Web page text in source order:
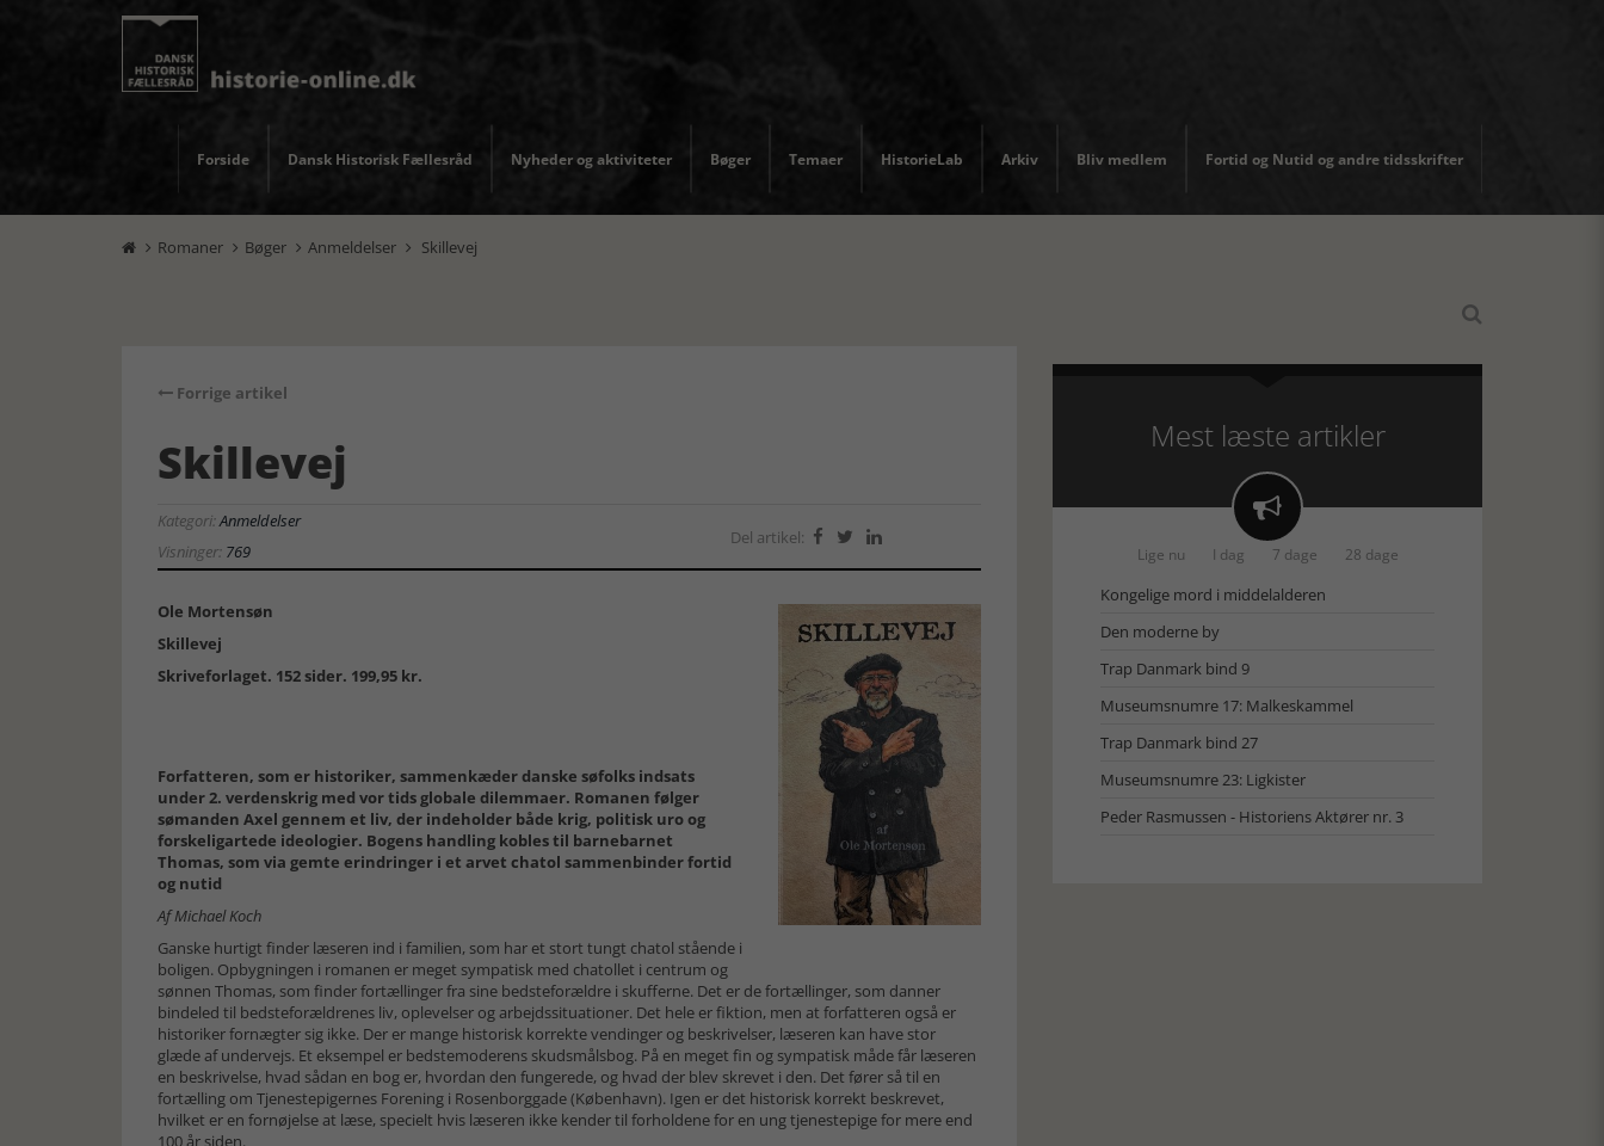
Forside Dansk Historisk Fællesråd Nyheder og aktiviteter Bøger Temaer HistorieLab Arkiv Bliv medlem Fortid og Nutid og andre tidsskrifter
 Romaner  Bøger  Anmeldelser  Skillevej

Forrige artikel
Skillevej
Kategori:Anmeldelser
Visninger: 769
Del artikel:   
Ole Mortensøn
Skillevej
Skriveforlaget. 152 sider. 199,95 kr.
Forfatteren, som er historiker, sammenkæder danske søfolks indsats
under 2. verdenskrig med vor tids globale dilemmaer. Romanen følger
sømanden Axel gennem et liv, der indeholder både krig, politisk uro og
forskeligartede ideologier. Bogens handling kobles til barnebarnet
Thomas, som via gemte erindringer i et arvet chatol sammenbinder fortid
og nutid
Af Michael Koch
Ganske hurtigt finder læseren ind i familien, som har et stort tungt chatol stående i
boligen. Opbygningen i romanen er meget sympatisk med chatollet i centrum og
sønnen Thomas, som finder fortællinger fra sine bedsteforældre i skufferne. Det er de fortællinger, som danner
bindeled til bedsteforældrenes liv, oplevelser og arbejdssituationer. Det hele er fiktion, men at forfatteren også er
historiker fornægter sig ikke. Der er mange historisk korrekte vendinger og beskrivelser, læseren kan have stor
glæde af undervejs. Et eksempel er bedstemoderens skudsmålsbog. På en meget fin og sympatisk måde får læseren
en beskrivelse, hvad sådan en bog er, hvordan den fungerede, og hvad der blev skrevet i den. Det fører så til en
fortælling om Tjenestepigernes Forening i Rosenborggade (København). Igen er det historisk korrekt beskrevet,
hvilket er en fornøjelse at læse, specielt hvis læseren ikke kender til forholdene for en ung tjenestepige for mere end
100 år siden.
Mest læste artikler

Lige nu I dag 7 dage 28 dage
Kongelige mord i middelalderen
Den moderne by
Trap Danmark bind 9
Museumsnumre 17: Malkeskammel
Trap Danmark bind 27
Museumsnumre 23: Ligkister
Peder Rasmussen - Historiens Aktører nr. 3